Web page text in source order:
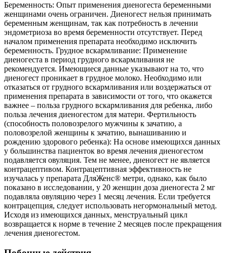
Беременность: Опыт применения диеногеста беременными
женщинами очень ограничен. Диеногест нельзя принимать
беременным женщинам, так как потребность в лечении
эндометриоза во время беременности отсутствует. Перед
началом применения препарата необходимо исключить
беременность. Грудное вскармливание: Применение
диеногеста в период грудного вскармливания не
рекомендуется. Имеющиеся данные указывают на то, что
диеногест проникает в грудное молоко. Необходимо или
отказаться от грудного вскармливания или воздержаться от
применения препарата в зависимости от того, что окажется
важнее – польза грудного вскармливания для ребенка, либо
польза лечения диеногестом для матери. Фертильность
(способность половозрелого мужчины к зачатию, а
половозрелой женщины к зачатию, вынашиванию и
рождению здорового ребенка): На основе имеющихся данных
у большинства пациенток во время лечения диеногестом
подавляется овуляция. Тем не менее, диеногест не является
контрацептивом. Контрацептивная эффективность не
изучалась у препарата ДляЖенс® метри, однако, как было
показано в исследовании, у 20 женщин доза диеногеста 2 мг
подавляла овуляцию через 1 месяц лечения. Если требуется
контрацепция, следует использовать негормональный метод.
Исходя из имеющихся данных, менструальный цикл
возвращается к норме в течение 2 месяцев после прекращения
лечения диеногестом.